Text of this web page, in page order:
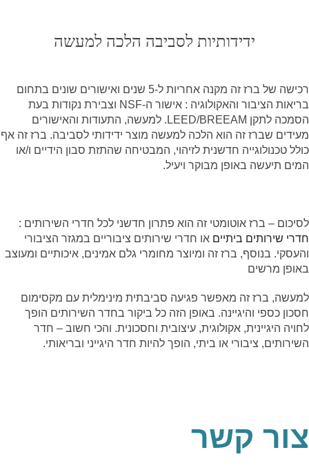
ידידותיות לסביבה הלכה למעשה
רכישה של ברז זה מקנה אחריות ל-5 שנים ואישורים שונים בתחום
בריאות הציבור והאקולוגיה : אישור ה-NSF וצבירת נקודות בעת
הסמכה לתקן LEED/BREEAM. למעשה, התעודות והאישורים
מעידים שברז זה הוא הלכה למעשה מוצר ידידותי לסביבה. ברז זה אף
כולל טכנולוגייה חדשנית לזיהוי, המבטיחה שהתזת סבון הידיים ו/או
המים תיעשה באופן מבוקר ויעיל.
לסיכום – ברז אוטומטי זה הוא פתרון חדשני לכל חדרי השירותים :
חדרי שירותים ביתיים או חדרי שירותים ציבוריים במגזר הציבורי
והעסקי. בנוסף, ברז זה ומיוצר מחומרי גלם אמינים, איכותיים ומעוצב
באופן מרשים
למעשה, ברז זה מאפשר פגיעה סביבתית מינימלית עם מקסימום
חסכון כספי והיגיינה. באופן הזה כל ביקור בחדר השירותים הופך
לחויה היגיינית, אקולוגית, עיצובית וחסכונית. והכי חשוב – חדר
השירותים, ציבורי או ביתי, הופך להיות חדר היגייני ובריאותי.
צור קשר